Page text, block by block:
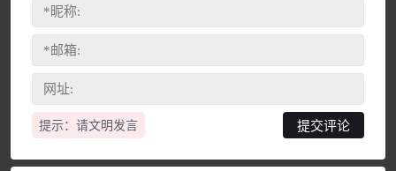
提示：请文明发言